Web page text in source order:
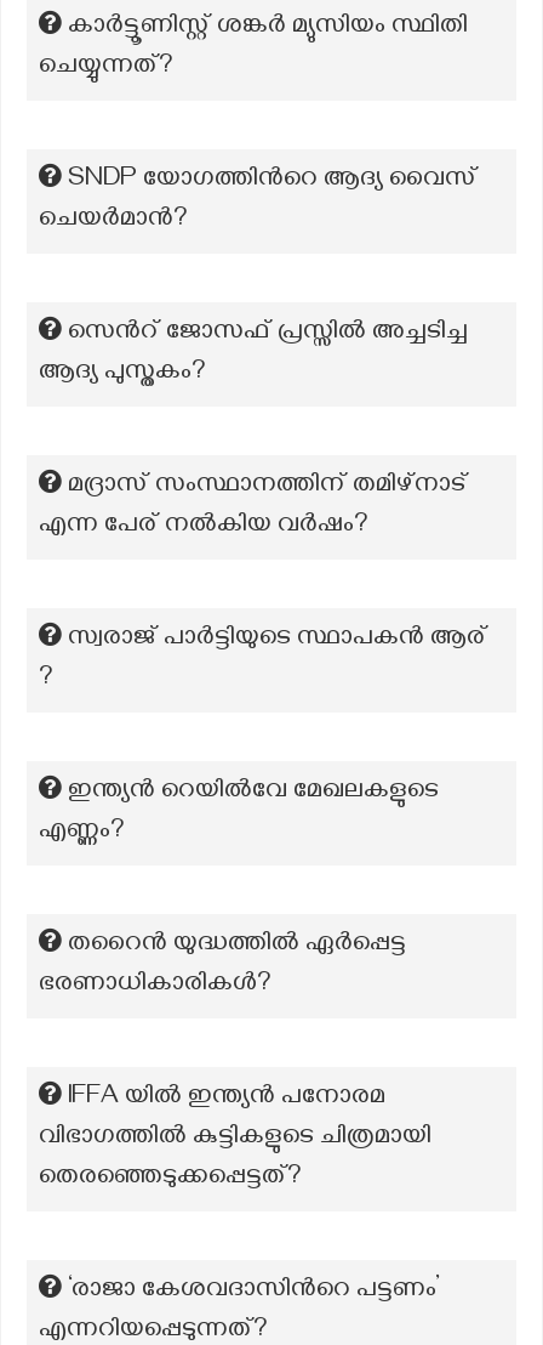
കാര്‍ട്ടൂണിസ്റ്റ് ശങ്കര്‍ മ്യുസിയം സ്ഥിതി
ചെയ്യുന്നത്?
SNDP യോഗത്തിൻറെ ആദ്യ വൈസ്
ചെയർമാൻ?
സെന്‍റ് ജോസഫ് പ്രസ്സില്‍ അച്ചടിച്ച
ആദ്യ പുസ്തകം?
മദ്രാസ് സംസ്ഥാനത്തിന് തമിഴ്നാട്
എന്ന പേര് നൽകിയ വർഷം?
സ്വരാജ് പാർട്ടിയുടെ സ്ഥാപകൻ ആര്
?
ഇന്ത്യൻ റെയിൽവേ മേഖലകളുടെ
എണ്ണം?
തറൈന്‍ യുദ്ധത്തില്‍ ഏര്‍പ്പെട്ട
ഭരണാധികാരികള്‍?
IFFA യില്‍ ഇന്ത്യന്‍ പനോരമ
വിഭാഗത്തില്‍ കുട്ടികളുടെ ചിത്രമായി
തെരഞ്ഞെടുക്കപ്പെട്ടത്?
‘രാജാ കേശവദാസിന്‍റെ പട്ടണം’
എന്നറിയപ്പെടുന്നത്?